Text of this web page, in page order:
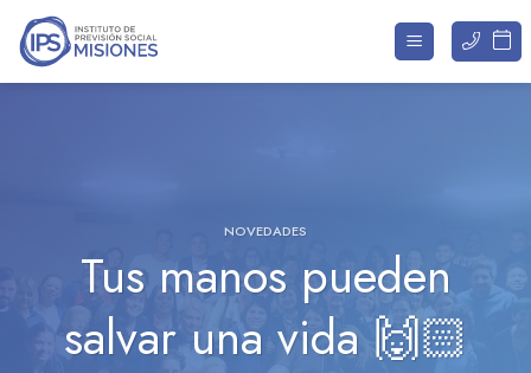
Saltar
contenido
NOVEDADES
Tus manos pueden
salvar una vida 🙌🏻